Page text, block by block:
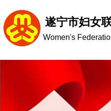
Women's
遂宁市妇女